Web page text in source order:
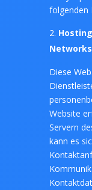
folgenden
Networks
Diese
Website
Servern
kann es